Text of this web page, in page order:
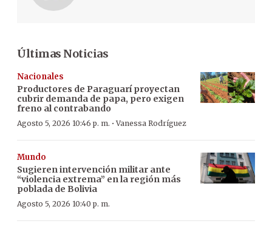
Últimas Noticias
Nacionales
Productores de Paraguarí proyectan
cubrir demanda de papa, pero exigen
freno al contrabando
Agosto 5, 2026 10:46 p. m. ·Vanessa Rodríguez
Mundo
Sugieren intervención militar ante
“violencia extrema” en la región más
poblada de Bolivia
Agosto 5, 2026 10:40 p. m.